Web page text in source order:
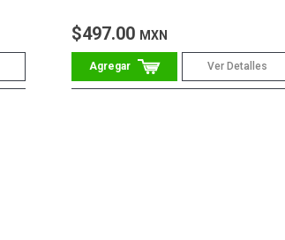
$497.00 MXN
Ver Detalles